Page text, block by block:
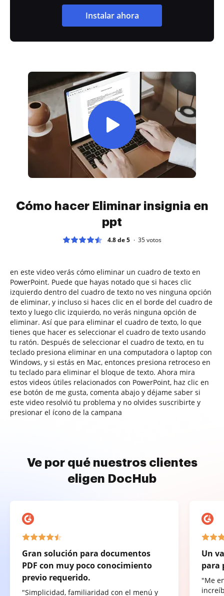
Instalar ahora
Cómo hacer Eliminar insignia en
ppt
4.8 de 5 35votos
en este video verás cómo eliminar un cuadro de texto en
PowerPoint. Puede que hayas notado que si haces clic
izquierdo dentro del cuadro de texto no ves ninguna opción
de eliminar, y incluso si haces clic en el borde del cuadro de
texto y luego clic izquierdo, no verás ninguna opción de
eliminar. Así que para eliminar el cuadro de texto, lo que
tienes que hacer es seleccionar el cuadro de texto usando
tu ratón. Después de seleccionar el cuadro de texto, en tu
teclado presiona eliminar en una computadora o laptop con
Windows, y si estás en Mac, entonces presiona retroceso en
tu teclado para eliminar el bloque de texto. Ahora mira
estos videos útiles relacionados con PowerPoint, haz clic en
ese botón de me gusta, comenta abajo y déjame saber si
este video resolvió tu problema y no olvides suscribirte y
presionar el ícono de la campana
Ve por qué nuestros clientes
eligen DocHub
Gran solución para documentos
PDF con muy poco conocimiento
previo requerido.
"Simplicidad, familiaridad con el menú y
Un
para
"Me